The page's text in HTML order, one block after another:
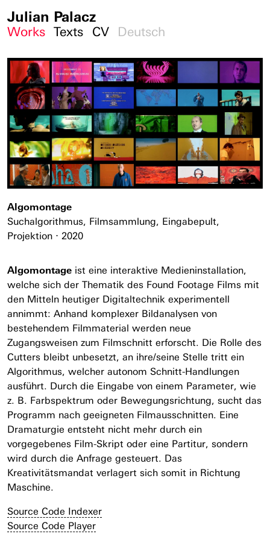
Julian Palacz
Works Texts CV Deutsch
Algomontage
Suchalgorithmus, Filmsammlung, Eingabepult,
Projektion ⋅ 2020
Algomontage ist eine interaktive Medieninstallation,
welche sich der Thematik des Found Footage Films mit
den Mitteln heutiger Digitaltechnik experimentell
annimmt: Anhand komplexer Bildanalysen von
bestehendem Filmmaterial werden neue
Zugangsweisen zum Filmschnitt erforscht. Die Rolle des
Cutters bleibt unbesetzt, an ihre/seine Stelle tritt ein
Algorithmus, welcher autonom Schnitt-Handlungen
ausführt. Durch die Eingabe von einem Parameter, wie
z. B. Farbspektrum oder Bewegungsrichtung, sucht das
Programm nach geeigneten Filmausschnitten. Eine
Dramaturgie entsteht nicht mehr durch ein
vorgegebenes Film-Skript oder eine Partitur, sondern
wird durch die Anfrage gesteuert. Das
Kreativitätsmandat verlagert sich somit in Richtung
Maschine.
Source Code Indexer
Source Code Player